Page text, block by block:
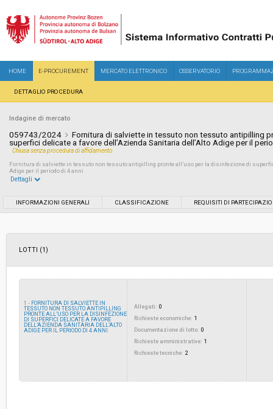
HOME E-PROCUREMENT MERCATO ELETTRONICO OSSERVATORIO
DETTAGLIO PROCEDURA
Indagine di mercato
059743/2024
Fornitura di salviette in tessuto non tessuto antipilling
superfici delicate a favore dell’Azienda Sanitaria dell’Alto Adige per il
Chiusa senza procedura di affidamento
Fornitura di salviette in tessuto non tessuto antipilling pronte all’uso per la disinfezione di
Adige per il periodo di 4 anni
Svolgimento:
Costi di sicurezza non soggetti a
ribasso:
-
Dettagli
INFORMAZIONI GENERALI CLASSIFICAZIONE REQUISITI DI
LOTTI (1)
1 - FORNITURA DI SALVIETTE IN
TESSUTO NON TESSUTO ANTIPILLING
PRONTE ALL’USO PER LA DISINFEZIONE
DI SUPERFICI DELICATE A FAVORE
DELL’AZIENDA SANITARIA DELL’ALTO
ADIGE PER IL PERIODO DI 4 ANNI
Allegati: 0
Richieste economiche: 1
Documentazione di lotto: 0
Richieste amministrative: 1
Richieste tecniche: 2